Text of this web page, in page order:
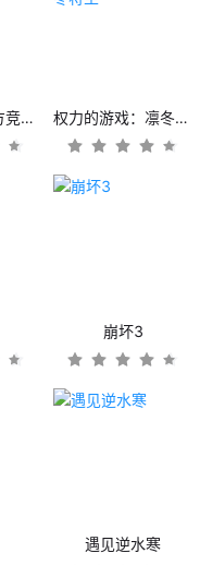
跑跑卡丁车官方竞速版 权力的游戏：凛冬将至
崩坏3
遇见逆水寒